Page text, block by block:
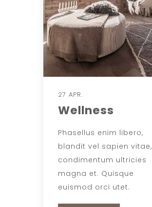
27 APR.
Wellness
Phasellus enim libero,
blandit vel sapien vitae,
condimentum ultricies
magna et. Quisque
euismod orci utet.